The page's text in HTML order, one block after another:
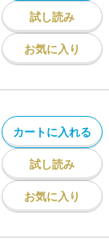
試し読み
お気に入り
カートに入れる
試し読み
お気に入り